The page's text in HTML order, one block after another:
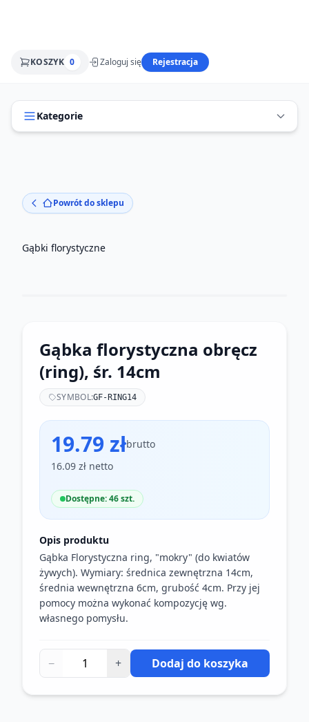
KOSZYK 0 Zaloguj się Rejestracja
Kategorie
Powrót do sklepu
Gąbki florystyczne
Gąbka florystyczna obręcz
(ring), śr. 14cm
SYMBOL:GF-RING14
19.79 złbrutto
16.09 zł netto
Dostępne: 46 szt.
Opis produktu
Gąbka Florystyczna ring, "mokry" (do kwiatów
żywych). Wymiary: średnica zewnętrzna 14cm,
średnia wewnętrzna 6cm, grubość 4cm. Przy jej
pomocy można wykonać kompozycję wg.
własnego pomysłu.
− + Dodaj do koszyka